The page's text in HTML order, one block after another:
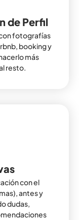
de Perfil
fotografías
booking y
más
resto.
con el
antes y
dudas,